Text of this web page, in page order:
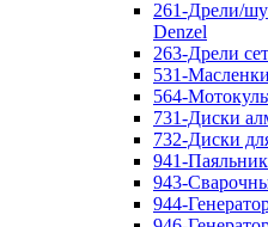
261-Дрели/
Denzel
263-Дрели
531-
564-
731-Диски
732-Диски
941-
943-
944-